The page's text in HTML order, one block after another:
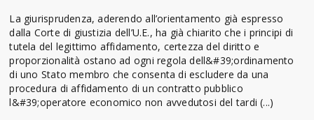
La giurisprudenza, aderendo all’orientamento già espresso
dalla Corte di giustizia dell’U.E., ha già chiarito che i principi di
tutela del legittimo affidamento, certezza del diritto e
proporzionalità ostano ad ogni regola dell&#39;ordinamento
di uno Stato membro che consenta di escludere da una
procedura di affidamento di un contratto pubblico
l&#39;operatore economico non avvedutosi del tardi (...)